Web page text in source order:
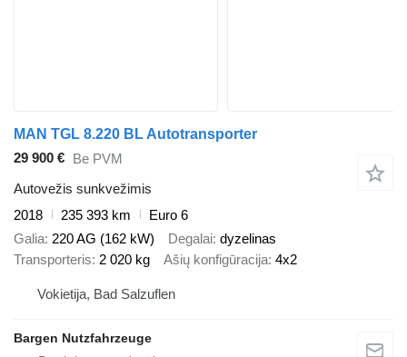
MAN TGL 8.220 BL Autotransporter
29 900 € Be PVM
Autovežis sunkvežimis
2018
235 393 km
Euro 6
Galia 220 AG (162 kW) Degalai dyzelinas
Transporteris 2 020 kg Ašių konfigūracija 4x2
Vokietija, Bad Salzuflen
Bargen Nutzfahrzeuge